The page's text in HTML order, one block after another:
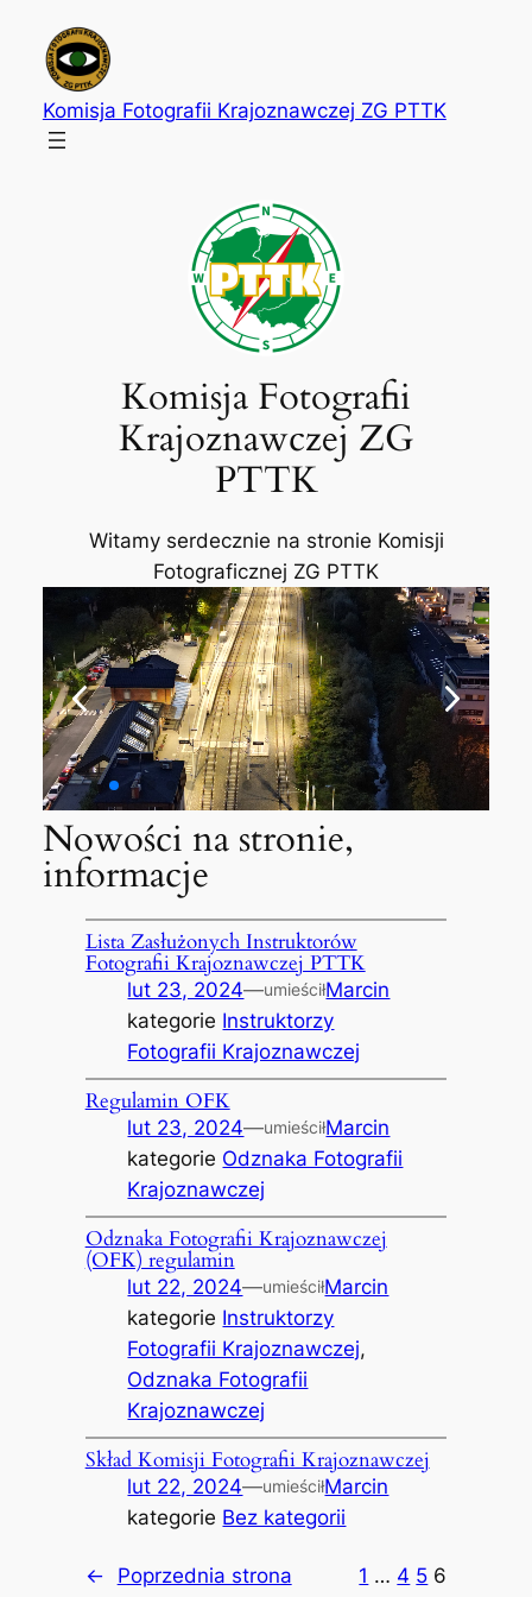
treści
Komisja Fotografii Krajoznawczej ZG PTTK
Komisja Fotografii
Krajoznawczej ZG
PTTK
Witamy serdecznie na stronie Komisji
Fotograficznej ZG PTTK
Nowości na stronie,
informacje
Lista Zasłużonych Instruktorów
Fotografii Krajoznawczej PTTK
lut 23, 2024—umieściłMarcin
kategorie Instruktorzy
Fotografii Krajoznawczej
Regulamin OFK
lut 23, 2024—umieściłMarcin
kategorie Odznaka Fotografii
Krajoznawczej
Odznaka Fotografii Krajoznawczej
(OFK) regulamin
lut 22, 2024—umieściłMarcin
kategorie Instruktorzy
Fotografii Krajoznawczej
Odznaka Fotografii
Krajoznawczej
Skład Komisji Fotografii Krajoznawczej
lut 22, 2024—umieściłMarcin
kategorie Bez kategorii
← Poprzednia strona 1 … 4 5 6